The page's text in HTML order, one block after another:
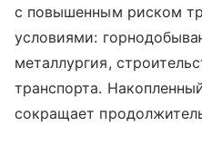
с повышенным риском
условиями:
металлургия,
транспорта.
сокращает